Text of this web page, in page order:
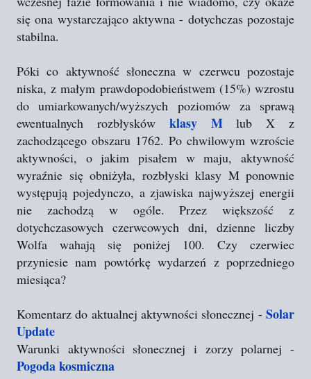
się ona wystarczająco aktywna - dotychczas pozostaje
stabilna.
Póki co aktywność słoneczna w czerwcu pozostaje
niska, z małym prawdopodobieństwem (15%) wzrostu
do umiarkowanych/wyższych poziomów za sprawą
ewentualnych rozbłysków klasy Mlub X z
zachodzącego obszaru 1762. Po chwilowym wzroście
aktywności, o jakim pisałem w maju, aktywność
wyraźnie się obniżyła, rozbłyski klasy M ponownie
występują pojedynczo, a zjawiska najwyższej energii
nie zachodzą w ogóle. Przez większość z
dotychczasowych czerwcowych dni, dzienne liczby
Wolfa wahają się poniżej 100. Czy czerwiec
przyniesie nam powtórkę wydarzeń z poprzedniego
miesiąca?
Komentarz do aktualnej aktywności słonecznej - Solar
Update
Warunki aktywności słonecznej i zorzy polarnej -
Pogoda kosmiczna